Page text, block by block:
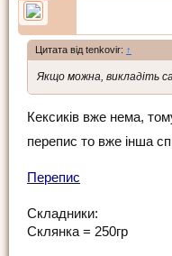
Цитата від tenkovir: ↑
Якщо можна, викладіть
Кексиків вже нема,
перепис то вже інша
Перепис
Складники:
Склянка = 250гр